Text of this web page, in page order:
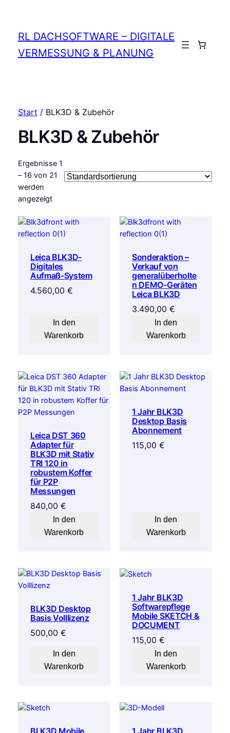
RL DACHSOFTWARE – DIGITALE
VERMESSUNG & PLANUNG
Anmelden
Start / BLK3D & Zubehör
BLK3D & Zubehör
Ergebnisse 1
– 16 von 21
werden
angezeigt
Leica BLK3D-
Digitales
Aufmaß-System
4.560,00 €
In den
Warenkorb
Sonderaktion –
Verkauf von
generalüberholte
n DEMO-Geräten
Leica BLK3D
3.490,00€
In den
Warenkorb
Leica DST 360
Adapter für
BLK3D mit Stativ
TRI 120 in
robustem Koffer
für P2P
Messungen
840,00 €
In den
Warenkorb
1 Jahr BLK3D
Desktop Basis
Abonnement
115,00€
In den
Warenkorb
BLK3D Desktop
Basis Volllizenz
500,00 €
In den
Warenkorb
1 Jahr BLK3D
Softwarepflege
Mobile SKETCH &
DOCUMENT
115,00€
In den
Warenkorb